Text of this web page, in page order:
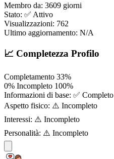
Membro da: 3609 giorni
Stato: ✅ Attivo
Visualizzazioni: 762
Ultimo aggiornamento: N/A
📈 Completezza Profilo
Completamento 33%
0% Incompleto 100%
Informazioni di base: ✅ Completo
Aspetto fisico: ⚠️ Incompleto
Interessi: ⚠️ Incompleto
Personalità: ⚠️ Incompleto